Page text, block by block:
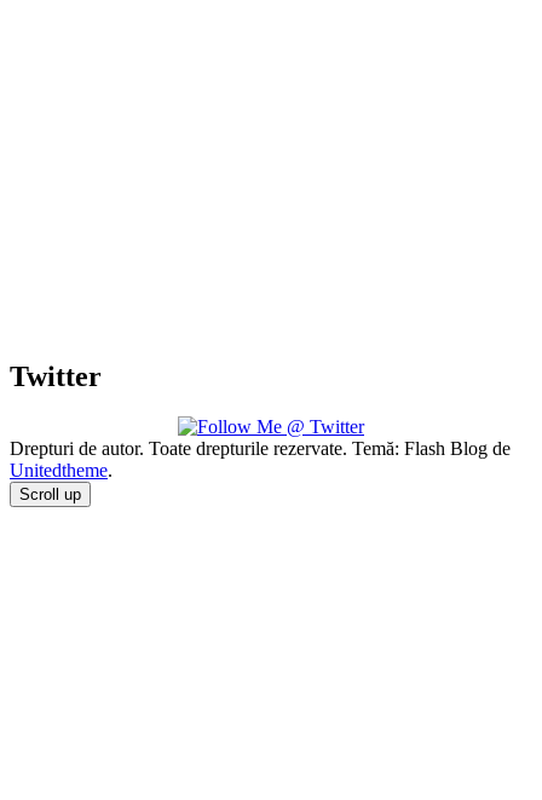
Twitter
Drepturi de autor. Toate drepturile rezervate. Temă: Flash Blog de
Unitedtheme.
Scroll up